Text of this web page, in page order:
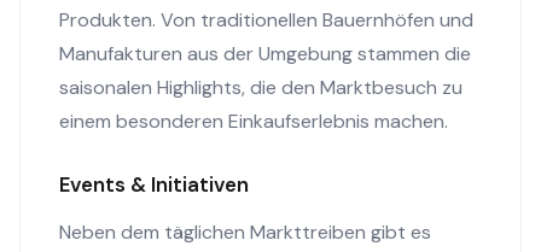
Produkten. Von traditionellen Bauernhöfen und
Manufakturen aus der Umgebung stammen die
saisonalen Highlights, die den Marktbesuch zu
einem besonderen Einkaufserlebnis machen.
Events & Initiativen
Neben dem täglichen Markttreiben gibt es